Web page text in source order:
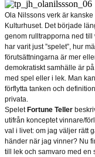
Ola Nilssons verk är
Kulturhuset. Det började
genom rulltrapporna ned till
har varit just ”spelet”, hur
förutsättningarna är mer
demokratiskt samhälle är
med spel eller i lek. Man
förflytta tanken och
privata.
Spelet Fortune Teller
utifrån konceptet vinnare/
val i livet: om jag väljer rätt
händer när jag vinner? Nu
till lek och samvaro med en